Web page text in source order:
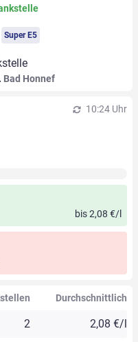
Super E5
Bad Honnef
10:24 Uhr
bis 2,08 €/l
Durchschnittlich
2 2,08 €/l